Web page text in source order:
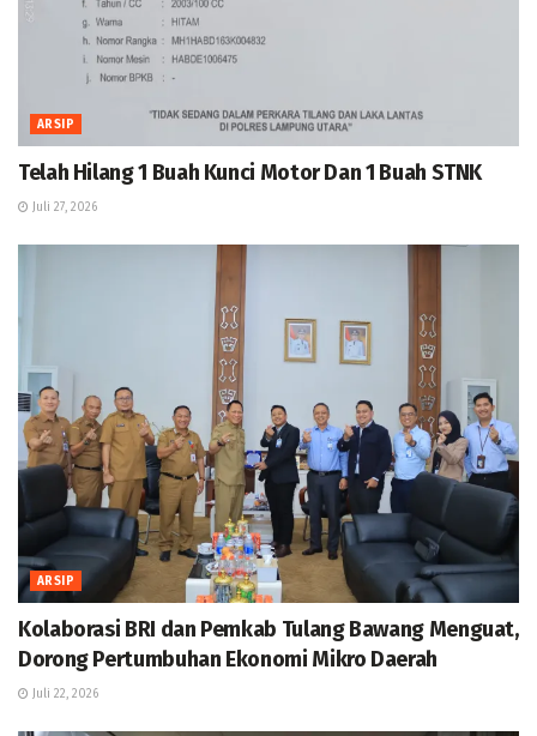
ARSIP
Telah Hilang 1 Buah Kunci Motor Dan 1 Buah STNK
Juli 27, 2026
ARSIP
Kolaborasi BRI dan Pemkab Tulang Bawang Menguat,
Dorong Pertumbuhan Ekonomi Mikro Daerah
Juli 22, 2026